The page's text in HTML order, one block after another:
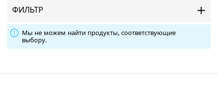
ФИЛЬТР
Мы не можем найти продукты, соответствующие
выбору.